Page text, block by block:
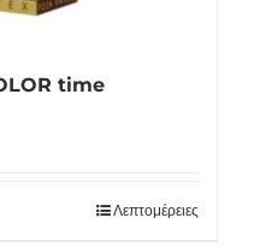
time
Λεπτομέρειες